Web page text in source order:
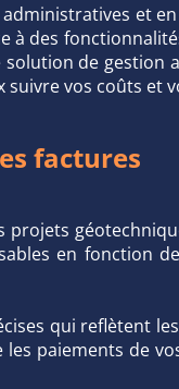
et
à des
de gestion
vos coûts et
factures
en fonction
qui reflètent
paiements de